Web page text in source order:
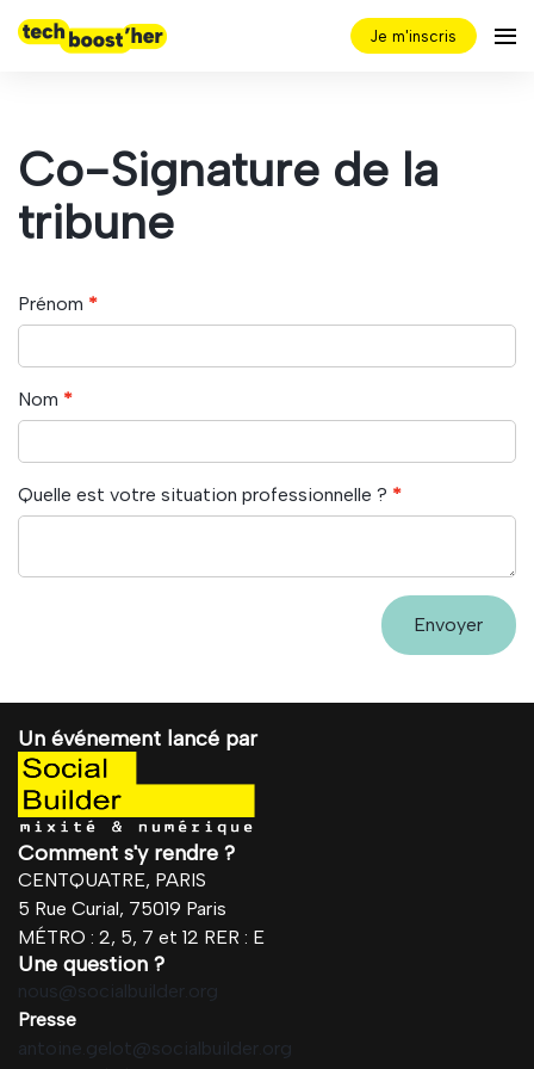
Je m'inscris
Co-Signature de la
tribune
Prénom
Nom
Quelle est votre situation professionnelle ?
Un événement lancé par
Comment s'y rendre ?
CENTQUATRE, PARIS
5 Rue Curial, 75019 Paris
MÉTRO : 2, 5, 7 et 12 RER : E
Une question ?
nous@socialbuilder.org
Presse
antoine.gelot@socialbuilder.org